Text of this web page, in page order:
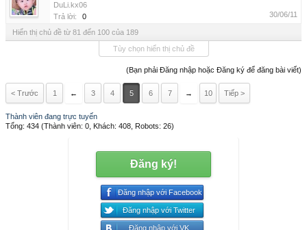
DuLi.kx06
Trả lời:
0 30/06/11
Hiển thị chủ đề từ 81 đến 100 của 189
Tùy chọn hiển thị chủ đề
(Bạn phải Đăng nhập hoặc Đăng ký để đăng bài viết)
< Trước 1 ← 3 4 5 6 7 → 10 Tiếp >
Thành viên đang trực tuyến
Tổng: 434 (Thành viên: 0, Khách: 408, Robots: 26)
Đăng ký!
Đăng nhập với Facebook
Đăng nhập với Twitter
Đăng nhập với VK